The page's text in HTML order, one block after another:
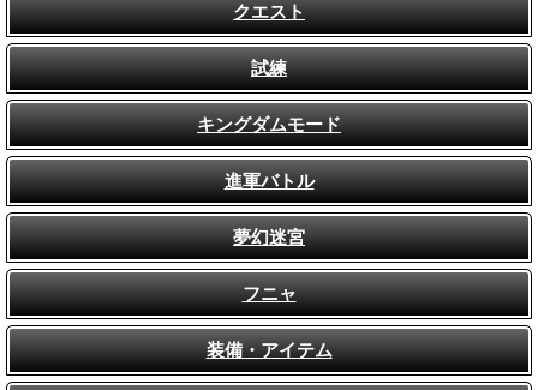
クエスト
試練
キングダムモード
進軍バトル
夢幻迷宮
フニャ
装備・アイテム